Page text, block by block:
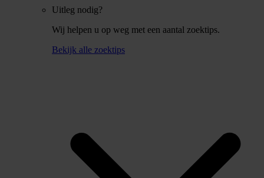
Uitleg nodig?
Wij helpen u op weg met een aantal zoektips.
Bekijk alle zoektips